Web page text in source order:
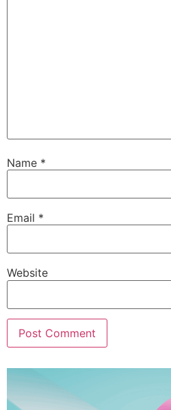
Name *
Email *
Website